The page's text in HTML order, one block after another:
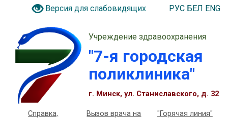
Версия для слабовидящих РУС БЕЛ ENG
Учреждение здравоохранения
"7-я городская
поликлиника"
г. Минск, ул. Станиславского, д. 32
Справка,
Вызов врача на
"Горячая линия"